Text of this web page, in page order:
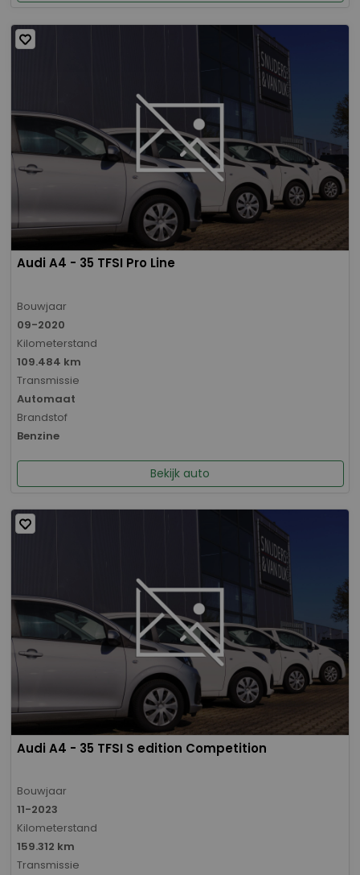
Audi A4 - 35 TFSI Pro Line
Bouwjaar
09-2020
Kilometerstand
109.484 km
Transmissie
Automaat
Brandstof
Benzine
Bekijk auto
Audi A4 - 35 TFSI S edition Competition
Bouwjaar
11-2023
Kilometerstand
159.312 km
Transmissie